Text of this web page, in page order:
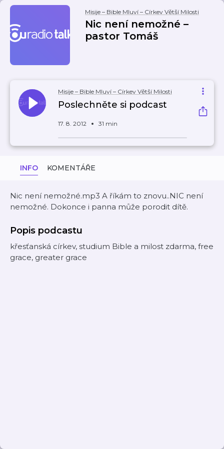
Misije – Bible Mluví – Církev Větší Milosti
Nic není nemožné –
pastor Tomáš
Misije – Bible Mluví – Církev Větší Milosti
Poslechněte si podcast
17. 8. 2012 31 min
INFO KOMENTÁŘE
Nic není nemožné.mp3 A říkám to znovu..NIC není
nemožné. Dokonce i panna může porodit dítě.
Popis podcastu
křesťanská církev, studium Bible a milost zdarma, free
grace, greater grace